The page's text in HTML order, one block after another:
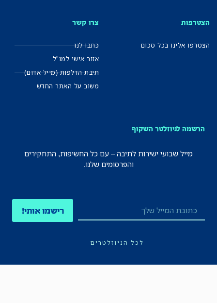
הצטרפות
הצטרפו אלינו בכל סכום
צרו קשר
כתבו לנו
אזור אישי למו"ל
תיבת הדלפות (מייל אדום)
משוב על האתר החדש
הרשמה לניוזלטר השקוף
מייל שבועי ישירות לתיבה – עם כל החשיפות, התחקירים
והפרסומים שלנו.
רישמו אותי!
לכל הניוזלטרים